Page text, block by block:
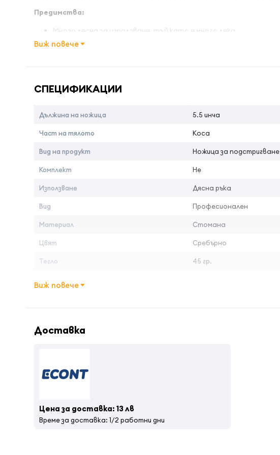
Предимства:
Много лесна за използване, тъй като е много лека
Дължина на рязане -6 см
Виж повече
СПЕЦИФИКАЦИИ
Дължина на ножица 5.5 инча
Част на тялото Коса
Вид на продукт Ножица за подстригване
Комплект Не
Използване Дясна ръка
Вид Професионален
Материал Стомана
Цвят Сребърно
Тегло 45 гр.
Виж повече
Доставка
Цена за доставка: 13 лв
Време за доставка: 1/2 работни дни